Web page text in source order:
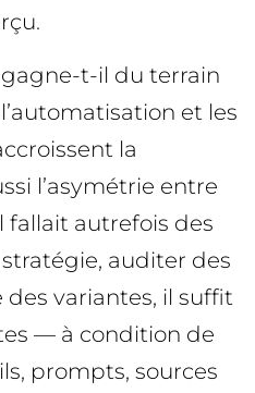
t-il du terrain
et les
la
l’asymétrie entre
fallait autrefois des
auditer des
variantes, il suffit
— à condition de
prompts, sources